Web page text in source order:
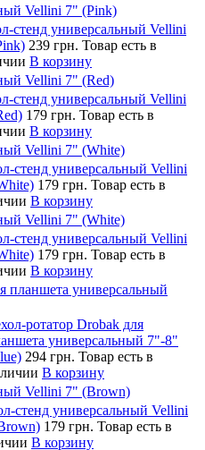
Vellini 7" (Pink)
стенд универсальный Vellini
239 грн. Товар есть в
В корзину
Vellini 7" (Red)
стенд универсальный Vellini
179 грн. Товар есть в
В корзину
Vellini 7" (White)
стенд универсальный Vellini
179 грн. Товар есть в
В корзину
Vellini 7" (White)
стенд универсальный Vellini
179 грн. Товар есть в
В корзину
планшета универсальный
ротатор Drobak для
универсальный 7"-8"
294 грн. Товар есть в
В корзину
Vellini 7" (Brown)
стенд универсальный Vellini
179 грн. Товар есть в
В корзину